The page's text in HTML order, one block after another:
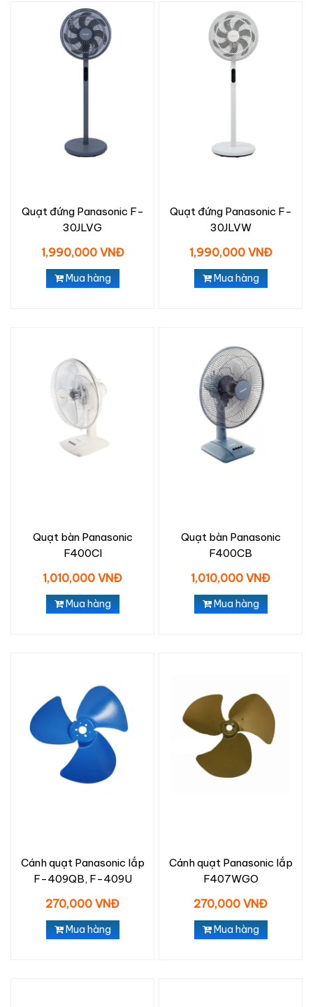
Quạt đứng Panasonic F-
30JLVG
1,990,000 VNĐ
Mua hàng
Quạt đứng Panasonic F-
30JLVW
1,990,000 VNĐ
Mua hàng
Quạt bàn Panasonic
F400CI
1,010,000 VNĐ
Mua hàng
Quạt bàn Panasonic
F400CB
1,010,000 VNĐ
Mua hàng
Cánh quạt Panasonic lắp
F-409QB, F-409U
270,000 VNĐ
Mua hàng
Cánh quạt Panasonic lắp
F407WGO
270,000 VNĐ
Mua hàng